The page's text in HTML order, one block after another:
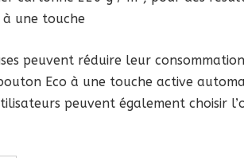
à une touche
peuvent réduire leur
Eco à une touche active
peuvent également choisir